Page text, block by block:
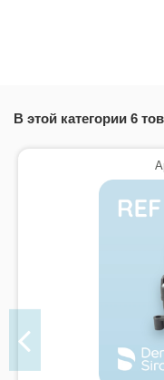
В этой категории 6